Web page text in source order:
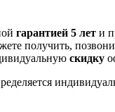
гарантией 5 лет и
получить,
скидку